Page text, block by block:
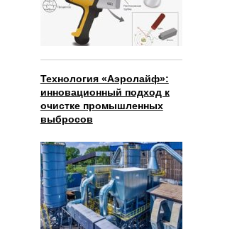
Технология «Аэролайф»:
инновационный подход к
очистке промышленных
выбросов